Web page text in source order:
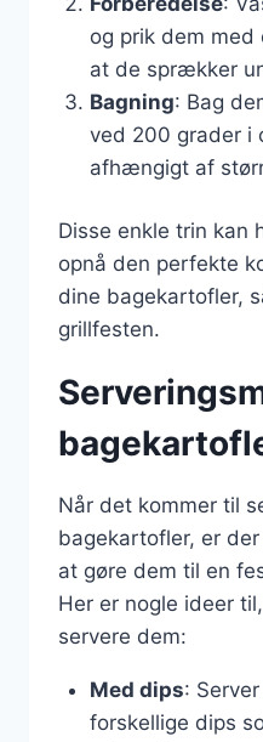
og prik dem
at de sprækker
Bagning: Bag
ved 200 grader i
afhængigt af
Disse enkle trin kan
opnå den perfekte
dine bagekartofler,
grillfesten.
Når det kommer til
bagekartofler, er
at gøre dem til en
Her er nogle ideer
servere dem:
Med dips:
forskellige dips